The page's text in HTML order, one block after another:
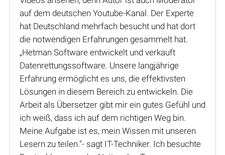
auf dem deutschen Youtube-Kanal. Der Experte
hat Deutschland mehrfach besucht und hat dort
die notwendigen Erfahrungen gesammelt hat.
„Hetman Software entwickelt und verkauft
Datenrettungssoftware. Unsere langjährige
Erfahrung ermöglicht es uns, die effektivsten
Lösungen in diesem Bereich zu entwickeln. Die
Arbeit als Übersetzer gibt mir ein gutes Gefühl und
ich weiß, dass ich auf dem richtigen Weg bin.
Meine Aufgabe ist es, mein Wissen mit unseren
Lesern zu teilen.“- sagt IT-Techniker. Ich besuchte